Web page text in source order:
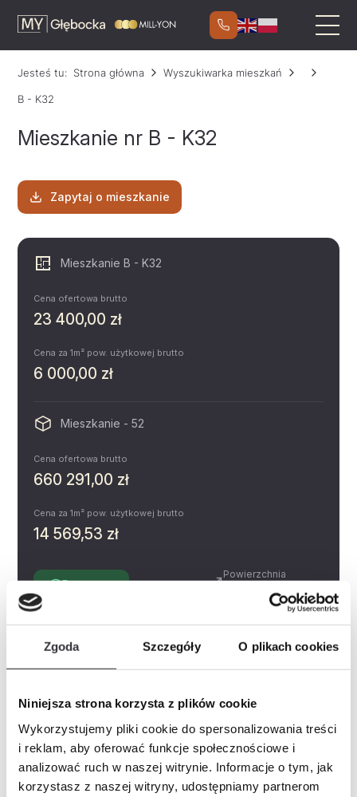
Zgoda Szczegóły O plikach cookies
Niniejsza strona korzysta z plików cookie
Wykorzystujemy pliki cookie do spersonalizowania treści
i reklam, aby oferować funkcje społecznościowe i
analizować ruch w naszej witrynie. Informacje o tym, jak
korzystasz z naszej witryny, udostępniamy partnerom
Jesteś tu: Strona główna Wyszukiwarka mieszkań
B - K32
Mieszkanie nr B - K32
Zapytaj o mieszkanie
Mieszkanie B - K32
Cena ofertowa brutto
23 400,00 zł
Cena za 1m² pow. użytkowej brutto
6 000,00 zł
Mieszkanie - 52
Cena ofertowa brutto
660 291,00 zł
Cena za 1m² pow. użytkowej brutto
14 569,53 zł
Dostępne
Powierzchnia
3.90 m²
Pokoje
Miejsce postojowe Zobacz
Prospekt informacyjny
Historia cen
Inne świadczenia pieniężne